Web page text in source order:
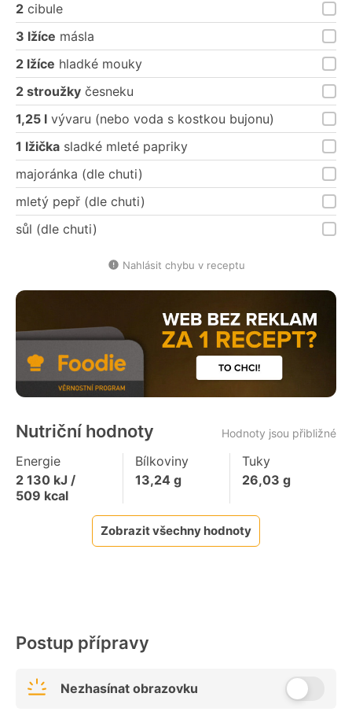
2 cibule
3 lžíce másla
2 lžíce hladké mouky
2 stroužky česneku
1,25 l vývaru (nebo voda s kostkou bujonu)
1 lžička sladké mleté papriky
majoránka (dle chuti)
mletý pepř (dle chuti)
sůl (dle chuti)
Nahlásit chybu v receptu
Nutriční hodnoty Hodnoty jsou přibližné
Energie
2 130 kJ /
509 kcal
Bílkoviny
13,24 g
Tuky
26,03 g
Zobrazit všechny hodnoty
Postup přípravy
Nezhasínat obrazovku